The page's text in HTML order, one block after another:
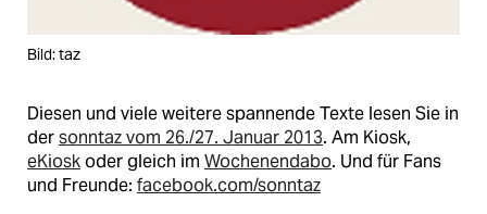
Bild: taz
Diesen und viele weitere spannende Texte lesen Sie in
dersonntaz vom 26./27. Januar 2013. Am Kiosk,
eKioskoder gleich im Wochenendabo. Und für Fans
und Freunde: facebook.com/sonntaz